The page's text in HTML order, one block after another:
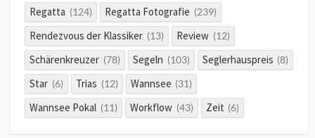
Regatta (124) Regatta Fotografie (239)
Rendezvous der Klassiker (13) Review (12)
Schärenkreuzer (78) Segeln (103) Seglerhauspreis (8)
Star (6) Trias (12) Wannsee (31)
Wannsee Pokal (11) Workflow (43) Zeit (6)